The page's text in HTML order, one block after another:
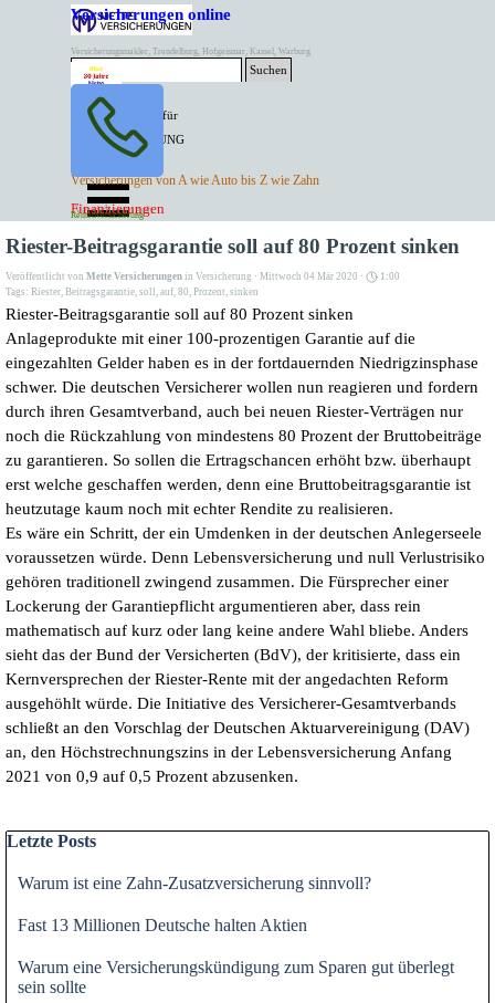
Direkt zum Seiteninhalt
Versicherungen online
Versicherungsmakler, Trendelburg, Hofgeismar, Kassel, Warburg
BESTER PREIS für
SPITZEN LEISTUNG
ANGEBOTE
Versicherungen von A wie Auto bis Z wie Zahn
Kontakt Tel. 05671/7799991
Mette Versicherungen
Suchen
Versicherungen
Finanzierungen
Rentenversicherung
Menü überspringen
Riester-Beitragsgarantie soll auf 80 Prozent sinken
Veröffentlicht von Mette Versicherungen in Versicherung · Mittwoch 04 Mär 2020 ·
1:00
Tags: Riester, Beitragsgarantie, soll , auf, 80, Prozent, sinken
Riester-Beitragsgarantie soll auf 80 Prozent sinken
Anlageprodukte mit einer 100-prozentigen Garantie auf die
eingezahlten Gelder haben es in der fortdauernden Niedrigzinsphase
schwer. Die deutschen Versicherer wollen nun reagieren und fordern
durch ihren Gesamtverband, auch bei neuen Riester-Verträgen nur
noch die Rückzahlung von mindestens 80 Prozent der Bruttobeiträge
zu garantieren. So sollen die Ertragschancen erhöht bzw. überhaupt
erst welche geschaffen werden, denn eine Bruttobeitragsgarantie ist
heutzutage kaum noch mit echter Rendite zu realisieren.
Es wäre ein Schritt, der ein Umdenken in der deutschen Anlegerseele
voraussetzen würde. Denn Lebensversicherung und null Verlustrisiko
gehören traditionell zwingend zusammen. Die Fürsprecher einer
Lockerung der Garantiepflicht argumentieren aber, dass rein
mathematisch auf kurz oder lang keine andere Wahl bliebe. Anders
sieht das der Bund der Versicherten (BdV), der kritisierte, dass ein
Kernversprechen der Riester-Rente mit der angedachten Reform
ausgehöhlt würde. Die Initiative des Versicherer-Gesamtverbands
schließt an den Vorschlag der Deutschen Aktuarvereinigung (DAV)
an, den Höchstrechnungszins in der Lebensversicherung Anfang
2021 von 0,9 auf 0,5 Prozent abzusenken.
Block überspringen Letzte Posts
Letzte Posts
Warum ist eine Zahn-Zusatzversicherung sinnvoll?
Fast 13 Millionen Deutsche halten Aktien
Warum eine Versicherungskündigung zum Sparen gut überlegt
sein sollte